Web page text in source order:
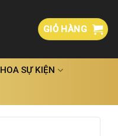
GIỎ HÀNG
HOA SỰ KIỆN